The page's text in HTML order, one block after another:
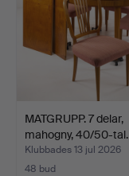
MATGRUPP. 7 delar,
mahogny, 40/50-tal.
Klubbades 13 jul 2026
48 bud